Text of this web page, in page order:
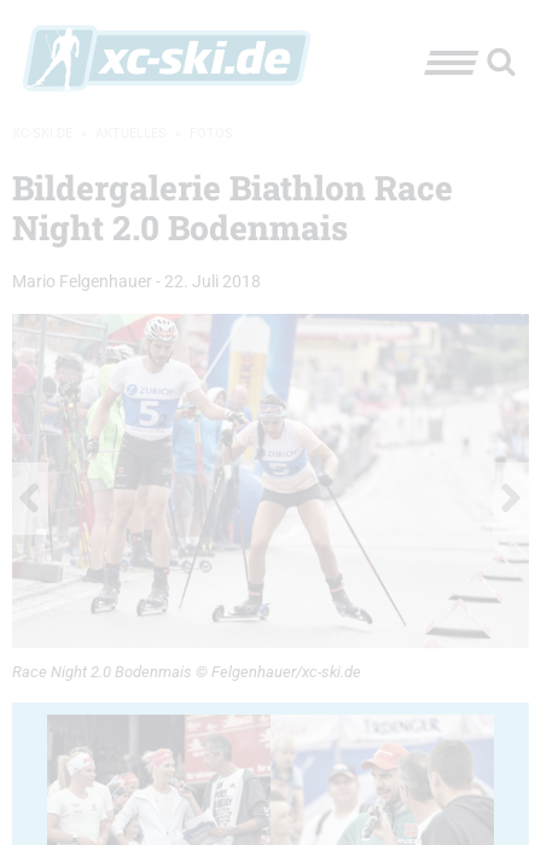
Bildergalerie Biathlon Race
Night 2.0 Bodenmais
Mario Felgenhauer - 22. Juli 2018
Race Night 2.0 Bodenmais © Felgenhauer/xc-ski.de